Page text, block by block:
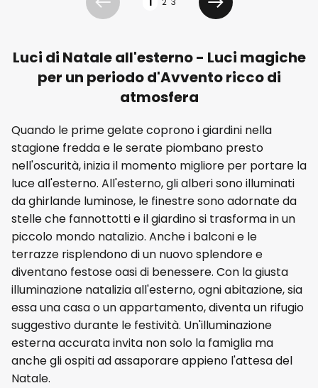
Precedente Prossimo
Luci di Natale all'esterno - Luci magiche
per un periodo d'Avvento ricco di
atmosfera
Quando le prime gelate coprono i giardini nella
stagione fredda e le serate piombano presto
nell'oscurità, inizia il momento migliore per portare la
luce all'esterno. All'esterno, gli alberi sono illuminati
da ghirlande luminose, le finestre sono adornate da
stelle che fannottotti e il giardino si trasforma in un
piccolo mondo natalizio. Anche i balconi e le
terrazze risplendono di un nuovo splendore e
diventano festose oasi di benessere. Con la giusta
illuminazione natalizia all'esterno, ogni abitazione, sia
essa una casa o un appartamento, diventa un rifugio
suggestivo durante le festività. Un'illuminazione
esterna accurata invita non solo la famiglia ma
anche gli ospiti ad assaporare appieno l'attesa del
Natale.